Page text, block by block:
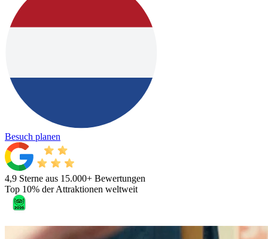
Besuch planen
4,9 Sterne aus 15.000+ Bewertungen
Top 10% der Attraktionen weltweit